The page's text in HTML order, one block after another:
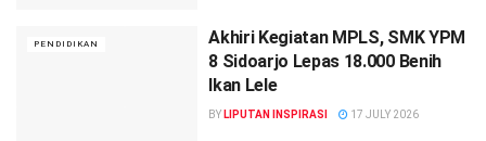
PENDIDIKAN
Akhiri Kegiatan MPLS, SMK YPM
8 Sidoarjo Lepas 18.000 Benih
Ikan Lele
BY LIPUTAN INSPIRASI 17 JULY 2026